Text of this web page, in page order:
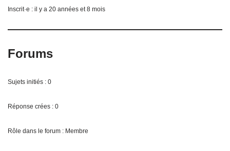
Inscrit·e : il y a 20 années et 8 mois
Forums
Sujets initiés : 0
Réponse crées : 0
Rôle dans le forum : Membre